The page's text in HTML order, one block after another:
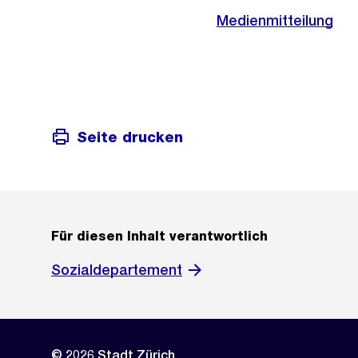
Medienmitteilung
Seite drucken
Für diesen Inhalt verantwortlich
Sozialdepartement